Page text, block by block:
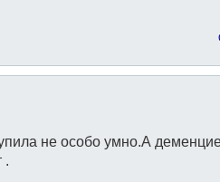
не особо умно.А
.